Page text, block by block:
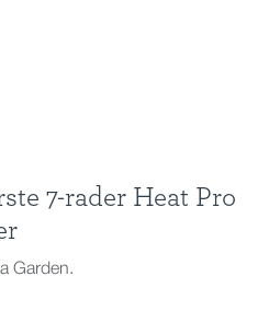
7-rader Heat Pro
Garden.